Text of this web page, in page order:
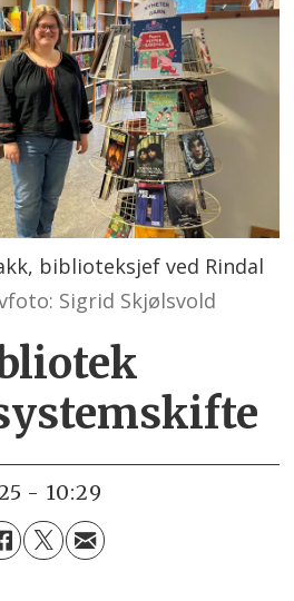
biblioteksjef ved Rindal
Sigrid Skjølsvold
- 10:29